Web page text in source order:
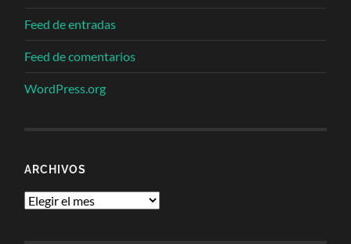
Feed de entradas
Feed de comentarios
WordPress.org
ARCHIVOS
Archivos